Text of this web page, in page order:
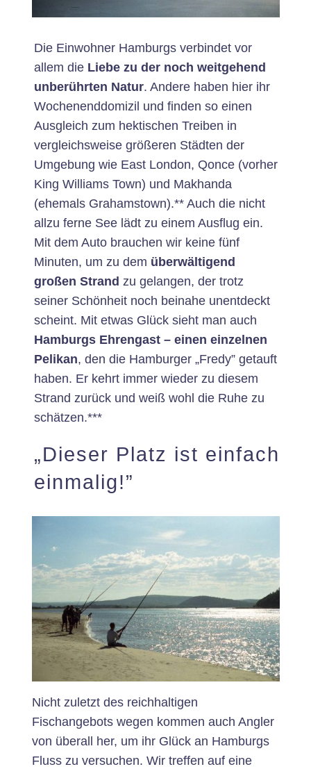
Die Einwohner Hamburgs verbindet vor
allem dieLiebe zu der noch weitgehend
unberührten Natur. Andere haben hier ihr
Wochenenddomizil und finden so einen
Ausgleich zum hektischen Treiben in
vergleichsweise größeren Städten der
Umgebung wie East London, Qonce (vorher
King Williams Town) und Makhanda
(ehemals Grahamstown).** Auch die nicht
allzu ferne See lädt zu einem Ausflug ein.
Mit dem Auto brauchen wir keine fünf
Minuten, um zu dem überwältigend
großen Strand zu gelangen, der trotz
seiner Schönheit noch beinahe unentdeckt
scheint. Mit etwas Glück sieht man auch
Hamburgs Ehrengast – einen einzelnen
Pelikan, den die Hamburger „Fredy” getauft
haben. Er kehrt immer wieder zu diesem
Strand zurück und weiß wohl die Ruhe zu
schätzen.***
„Dieser Platz ist einfach
einmalig!”
Nicht zuletzt des reichhaltigen
Fischangebots wegen kommen auch Angler
von überall her, um ihr Glück an Hamburgs
Fluss zu versuchen. Wir treffen auf eine